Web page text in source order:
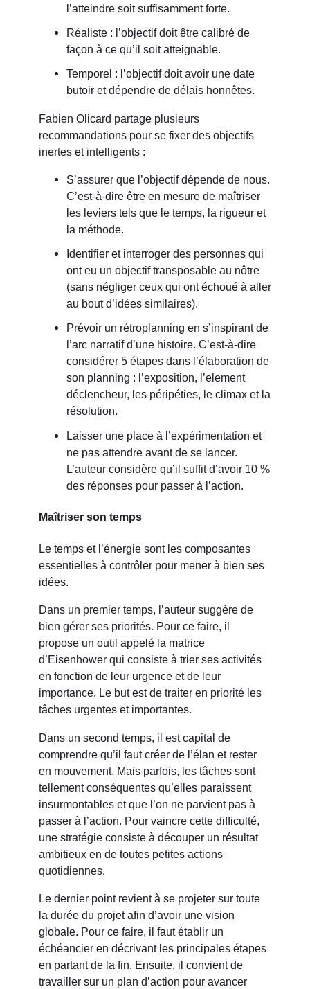
l’atteindre soit suffisamment forte.
Réaliste : l’objectif doit être calibré de
façon à ce qu’il soit atteignable.
Temporel : l’objectif doit avoir une date
butoir et dépendre de délais honnêtes.
Fabien Olicard partage plusieurs
recommandations pour se fixer des objectifs
inertes et intelligents :
S’assurer que l’objectif dépende de nous.
C’est-à-dire être en mesure de maîtriser
les leviers tels que le temps, la rigueur et
la méthode.
Identifier et interroger des personnes qui
ont eu un objectif transposable au nôtre
(sans négliger ceux qui ont échoué à aller
au bout d’idées similaires).
Prévoir un rétroplanning en s’inspirant de
l’arc narratif d’une histoire. C’est-à-dire
considérer 5 étapes dans l’élaboration de
son planning : l’exposition, l’element
déclencheur, les péripéties, le climax et la
résolution.
Laisser une place à l’expérimentation et
ne pas attendre avant de se lancer.
L’auteur considère qu’il suffit d’avoir 10 %
des réponses pour passer à l’action.
Maîtriser son temps
Le temps et l’énergie sont les composantes
essentielles à contrôler pour mener à bien ses
idées.
Dans un premier temps, l’auteur suggère de
bien gérer ses priorités. Pour ce faire, il
propose un outil appelé la matrice
d’Eisenhower qui consiste à trier ses activités
en fonction de leur urgence et de leur
importance. Le but est de traiter en priorité les
tâches urgentes et importantes.
Dans un second temps, il est capital de
comprendre qu’il faut créer de l’élan et rester
en mouvement. Mais parfois, les tâches sont
tellement conséquentes qu’elles paraissent
insurmontables et que l’on ne parvient pas à
passer à l’action. Pour vaincre cette difficulté,
une stratégie consiste à découper un résultat
ambitieux en de toutes petites actions
quotidiennes.
Le dernier point revient à se projeter sur toute
la durée du projet afin d’avoir une vision
globale. Pour ce faire, il faut établir un
échéancier en décrivant les principales étapes
en partant de la fin. Ensuite, il convient de
travailler sur un plan d’action pour avancer